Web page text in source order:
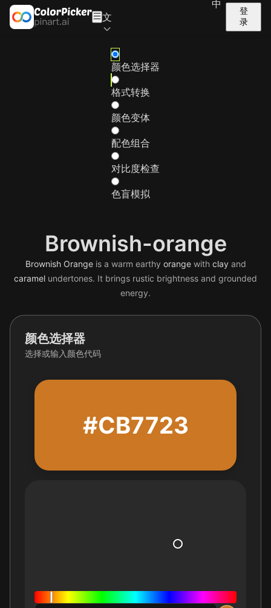
中
文
登
录
颜色选择器
格式转换
颜色变体
配色组合
对比度检查
色盲模拟
Brownish-orange
Brownish Orangeis a warm earthy orangewith clayand
caramel undertones. It brings rustic brightness and grounded
energy.
颜色选择器
选择或输入颜色代码
#CB7723